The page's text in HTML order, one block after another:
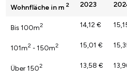
Wohnfläche in m 2 2023
Bis 100m2 14,12 €
101m2 - 150m2 15,01 €
Über 1502 13,58 €